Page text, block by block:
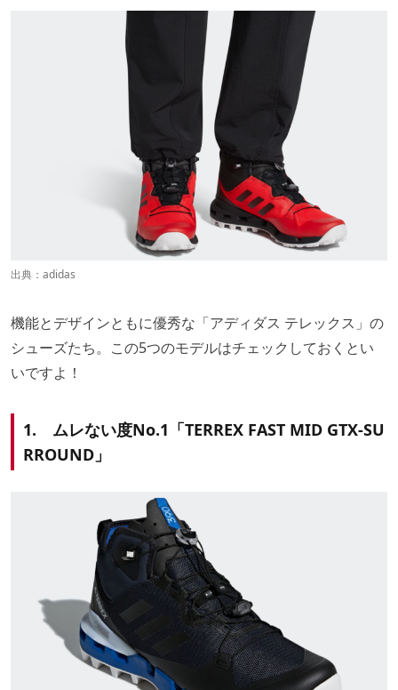
出典： adidas
機能とデザインともに優秀な「アディダス テレックス」の
シューズたち。この5つのモデルはチェックしておくとい
いですよ！
1. ムレない度No.1「TERREX FAST MID GTX-SU
RROUND」